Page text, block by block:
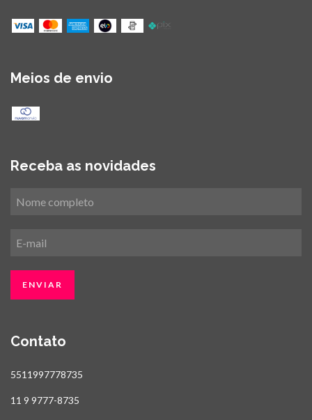
Meios de envio
Receba as novidades
Contato
5511997778735
11 9 9777-8735